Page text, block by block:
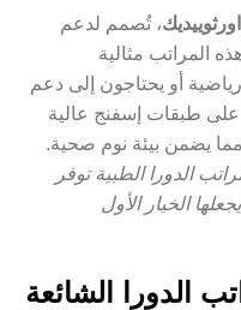
اورثوييديك، تُصمم لدعم
المراتب مثالية
أو يحتاجون إلى دعم
طبقات إسفنج عالية
مما يضمن بيئة نوم صحية.
الدورا الطبية توفر
الخيار الأول
الدورا الشائعة